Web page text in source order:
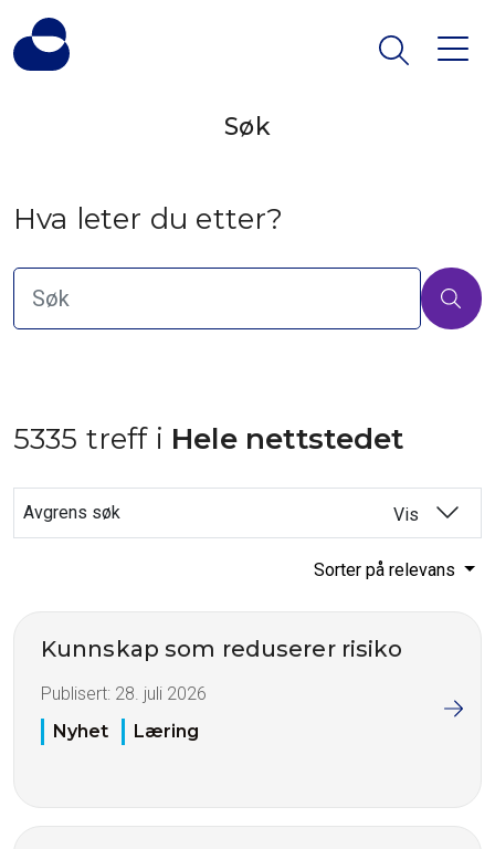
Søk
Hva leter du etter?
5335 treff i Hele nettstedet
Avgrens søk Vis
Sorter på relevans
Kunnskap som reduserer risiko
Publisert: 28. juli 2026
Nyhet
Læring